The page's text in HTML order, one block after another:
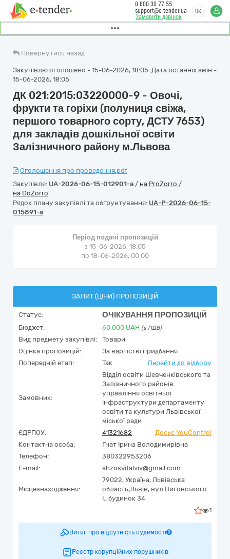
Замовити дзвінок
0 800 30 77 55
support@e-tender.ua
UK
Повернутись назад
Закупівлю оголошено - 15-06-2026, 18:05. Дата останніх змін -
15-06-2026, 18:05
ДК 021:2015:03220000-9 - Овочі,
фрукти та горіхи (полуниця свіжа,
першого товарного сорту, ДСТУ 7653)
для закладів дошкільної освіти
Залізничного району м.Львова
Оголошення про проведення.pdf
Закупівля: UA-2026-06-15-012901-a / на ProZorro /
на DoZorro
Рядок плану закупівлі та обґрунтування: UA-P-2026-06-15-
015891-a
Період подачі пропозицій
з 15-06-2026, 18:05
по 18-06-2026, 00:00
ЗАПИТ (ЦІНИ) ПРОПОЗИЦІЙ
Статус: ОЧІКУВАННЯ ПРОПОЗИЦІЙ
Бюджет: 60 000 UAH (з ПДВ)
Вид предмету закупівлі:
Товари
Оцінка пропозицій:
За вартістю придбання
Попередній етап:
Так Перейти до відбору
Замовник:
Відділ освіти Шевченківського та
Залізничного районів
управління освітньої
інфраструктури департаменту
освіти та культури Львівської
міської ради
ЄДРПОУ:
41321682
Досьє YouControl
Контактна особа:
Гнат Ірина Володимирівна
Телефон:
380322953206
E-mail:
shzosvitalviv@gmail.com
Місцезнаходження:
79022, Україна, Львівська
область,Львів, вул.Виговського
І., будинок 34
1
Витяг про відсутність судимості
Реєстр корупційних порушників